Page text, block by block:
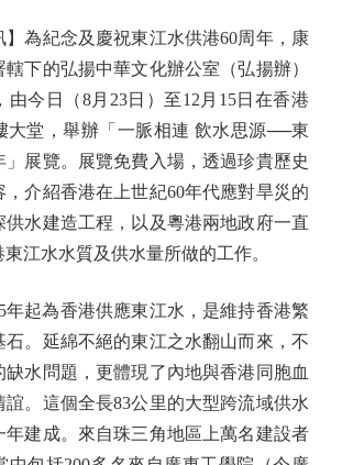
紀念及慶祝東江水供港60周年，康
下的弘揚中華文化辦公室（弘揚辦）
由今日（8月23日）至12月15日在香港
大堂，舉辦「一脈相連 飲水思源──東
」展覽。展覽免費入場，透過珍貴歷史
，介紹香港在上世紀60年代應對旱災的
供水建造工程，以及粵港兩地政府一直
江水水質及供水量所做的工作。
起為香港供應東江水，是維持香港繁
石。延綿不絕的東江之水翻山而來，不
缺水問題，更體現了內地與香港同胞血
誼。這個全長83公里的大型跨流域供水
年建成。來自珠三角地區上萬名建設者